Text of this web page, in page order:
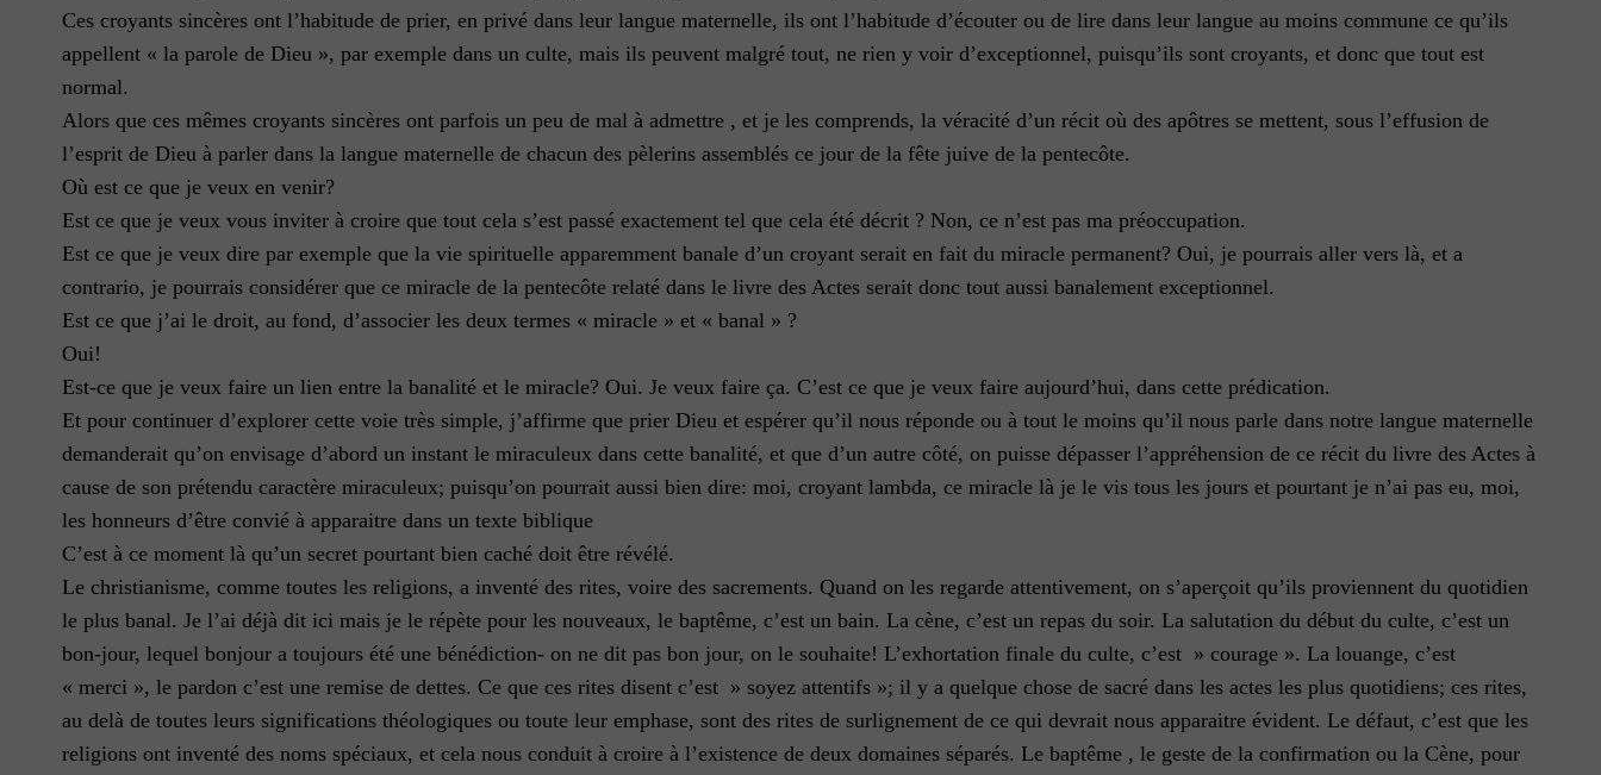
Ces croyants sincères ont l’habitude de prier, en privé dans leur langue maternelle, ils ont l’habitude d’écouter ou de lire dans leur langue au moins commune ce qu’ils
appellent « la parole de Dieu », par exemple dans un culte, mais ils peuvent malgré tout, ne rien y voir d’exceptionnel, puisqu’ils sont croyants, et donc que tout est
normal.
Alors que ces mêmes croyants sincères ont parfois un peu de mal à admettre , et je les comprends, la véracité d’un récit où des apôtres se mettent, sous l’effusion de
l’esprit de Dieu à parler dans la langue maternelle de chacun des pèlerins assemblés ce jour de la fête juive de la pentecôte.
Où est ce que je veux en venir?
Est ce que je veux vous inviter à croire que tout cela s’est passé exactement tel que cela été décrit ? Non, ce n’est pas ma préoccupation.
Est ce que je veux dire par exemple que la vie spirituelle apparemment banale d’un croyant serait en fait du miracle permanent? Oui, je pourrais aller vers là, et a
contrario, je pourrais considérer que ce miracle de la pentecôte relaté dans le livre des Actes serait donc tout aussi banalement exceptionnel.
Est ce que j’ai le droit, au fond, d’associer les deux termes « miracle » et « banal » ?
Oui!
Est-ce que je veux faire un lien entre la banalité et le miracle? Oui. Je veux faire ça. C’est ce que je veux faire aujourd’hui, dans cette prédication.
Et pour continuer d’explorer cette voie très simple, j’affirme que prier Dieu et espérer qu’il nous réponde ou à tout le moins qu’il nous parle dans notre langue maternelle
demanderait qu’on envisage d’abord un instant le miraculeux dans cette banalité, et que d’un autre côté, on puisse dépasser l’appréhension de ce récit du livre des Actes à
cause de son prétendu caractère miraculeux; puisqu’on pourrait aussi bien dire: moi, croyant lambda, ce miracle là je le vis tous les jours et pourtant je n’ai pas eu, moi,
les honneurs d’être convié à apparaitre dans un texte biblique
C’est à ce moment là qu’un secret pourtant bien caché doit être révélé.
Le christianisme, comme toutes les religions, a inventé des rites, voire des sacrements. Quand on les regarde attentivement, on s’aperçoit qu’ils proviennent du quotidien
le plus banal. Je l’ai déjà dit ici mais je le répète pour les nouveaux, le baptême, c’est un bain. La cène, c’est un repas du soir. La salutation du début du culte, c’est un
bon-jour, lequel bonjour a toujours été une bénédiction- on ne dit pas bon jour, on le souhaite! L’exhortation finale du culte, c’est » courage ». La louange, c’est
« merci », le pardon c’est une remise de dettes. Ce que ces rites disent c’est » soyez attentifs »; il y a quelque chose de sacré dans les actes les plus quotidiens; ces rites,
au delà de toutes leurs significations théologiques ou toute leur emphase, sont des rites de surlignement de ce qui devrait nous apparaitre évident. Le défaut, c’est que les
religions ont inventé des noms spéciaux, et cela nous conduit à croire à l’existence de deux domaines séparés. Le baptême , le geste de la confirmation ou la Cène, pour